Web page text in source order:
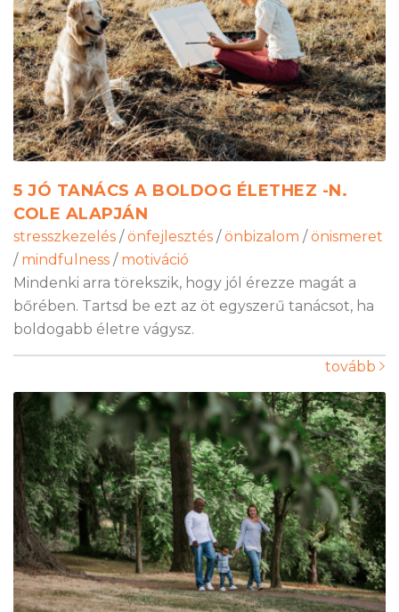
5 JÓ TANÁCS A BOLDOG ÉLETHEZ -N.
COLE ALAPJÁN
stresszkezelés / önfejlesztés / önbizalom / önismeret
/ mindfulness / motiváció
Mindenki arra törekszik, hogy jól érezze magát a
bőrében. Tartsd be ezt az öt egyszerű tanácsot, ha
boldogabb életre vágysz.
tovább